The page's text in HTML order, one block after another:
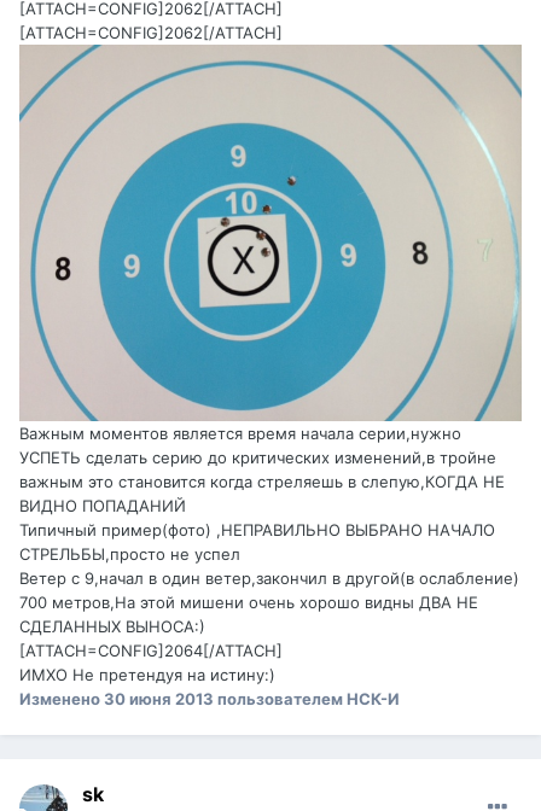
[ATTACH=CONFIG]2062[/ATTACH]
[ATTACH=CONFIG]2062[/ATTACH]
Важным моментов является время начала серии,нужно
УСПЕТЬ сделать серию до критических изменений,в тройне
важным это становится когда стреляешь в слепую,КОГДА НЕ
ВИДНО ПОПАДАНИЙ
Типичный пример(фото) ,НЕПРАВИЛЬНО ВЫБРАНО НАЧАЛО
СТРЕЛЬБЫ,просто не успел
Ветер с 9,начал в один ветер,закончил в другой(в ослабление)
700 метров,На этой мишени очень хорошо видны ДВА НЕ
СДЕЛАННЫХ ВЫНОСА:)
[ATTACH=CONFIG]2064[/ATTACH]
ИМХО Не претендуя на истину:)
Изменено30 июня 2013 пользователем НСК-И
sk